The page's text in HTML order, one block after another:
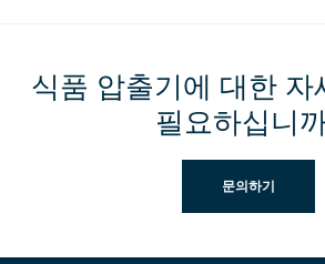
식품 압출기에 대한 자
필요하십니
문의하기